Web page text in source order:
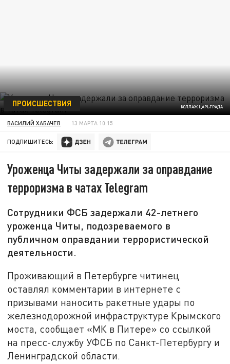
КОЛЛАЖ ЦАРЬГРАДА
ПРОИСШЕСТВИЯ
ВАСИЛИЙ ХАБАЧЕВ 13 МАРТА 10:15
ПОДПИШИТЕСЬ:
Уроженца Читы задержали за оправдание
терроризма в чатах Telegram
Сотрудники ФСБ задержали 42-летнего
уроженца Читы, подозреваемого в
публичном оправдании террористической
деятельности.
Проживающий в Петербурге читинец
оставлял комментарии в интернете с
призывами наносить ракетные удары по
железнодорожной инфраструктуре Крымского
моста, сообщает «МК в Питере» со ссылкой
на пресс-службу УФСБ по Санкт-Петербургу и
Ленинградской области.